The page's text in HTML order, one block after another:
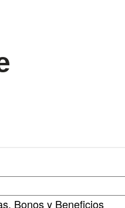
Bonos y Beneficios